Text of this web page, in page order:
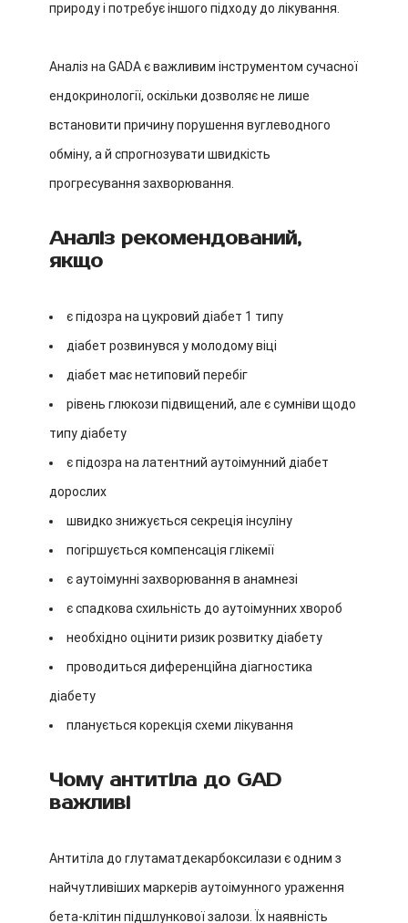
природу і потребує іншого підходу до лікування.
Аналіз на GADА є важливим інструментом сучасної
ендокринології, оскільки дозволяє не лише
встановити причину порушення вуглеводного
обміну, а й спрогнозувати швидкість
прогресування захворювання.
Аналіз рекомендований,
якщо
є підозра на цукровий діабет 1 типу
діабет розвинувся у молодому віці
діабет має нетиповий перебіг
рівень глюкози підвищений, але є сумніви щодо
типу діабету
є підозра на латентний аутоімунний діабет
дорослих
швидко знижується секреція інсуліну
погіршується компенсація глікемії
є аутоімунні захворювання в анамнезі
є спадкова схильність до аутоімунних хвороб
необхідно оцінити ризик розвитку діабету
проводиться диференційна діагностика
діабету
планується корекція схеми лікування
Чому антитіла до GAD
важливі
Антитіла до глутаматдекарбоксилази є одним з
найчутливіших маркерів аутоімунного ураження
бета-клітин підшлункової залози. Їх наявність